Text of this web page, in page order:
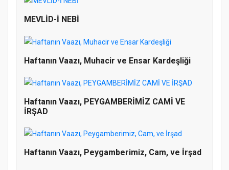
Doğanyol'da Temel Dini Bilgiler Sınavı
MEVLİD-İ NEBİ
Haftanın Vaazı, Muhacir ve Ensar Kardeşliği
Haftanın Vaazı, PEYGAMBERİMİZ CAMİ VE
İRŞAD
Haftanın Vaazı, Peygamberimiz, Cam, ve İrşad